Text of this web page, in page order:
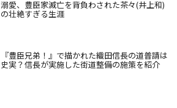
溺愛、豊臣家滅亡を背負わされた茶々(井上和)
の壮絶すぎる生涯
『豊臣兄弟！』で描かれた織田信長の道普請は
史実？信長が実施した街道整備の施策を紹介